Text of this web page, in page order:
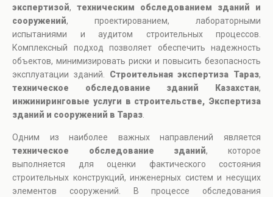
экспертизой, техническим обследованием зданий и
сооружений, проектированием, лабораторными
испытаниями и аудитом строительных процессов.
Комплексный подход позволяет обеспечить надежность
объектов, минимизировать риски и повысить безопасность
эксплуатации зданий. Строительная экспертиза Тараз,
техническое обследование зданий Казахстан,
инжиниринговые услуги в строительстве, Экспертиза
зданий и сооружений в Тараз
Одним из наиболее важных направлений является
техническое обследование зданий, которое
выполняется для оценки фактического состояния
строительных конструкций, инженерных систем и несущих
элементов сооружений. В процессе обследования